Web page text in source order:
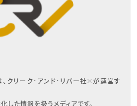
クリーク･アンド･リバー社※が運営す
した情報を扱うメディアです。